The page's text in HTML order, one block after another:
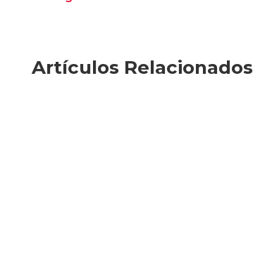
Artículos Relacionados